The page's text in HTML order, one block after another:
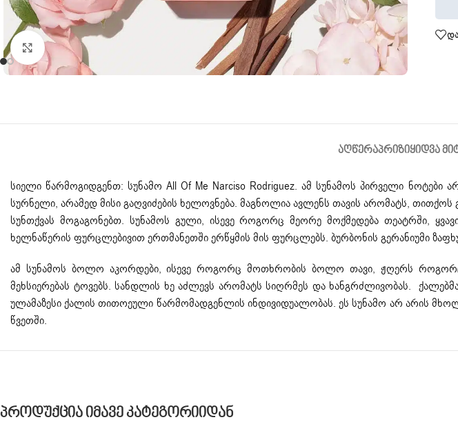
Click to enlarge
ᲐᲦᲬᲔᲠᲐᲞᲠᲘᲖᲘᲧᲘᲓᲕᲐ
სიელი წარმოგიდგენთ: სუნამო All Of Me Narciso Rodriguez. ამ სუნამოს პირველი ნოტები
სურნელი, არამედ მისი გაღვიძების ხელოვნება. მაგნოლია ავლენს თავის არომატს, თითქოს
სუნთქვას მოგაგონებთ. სუნამოს გული, ისევე როგორც მეორე მოქმედება თეატრში,
ხელნაწერის ფურცლებივით ერთმანეთში ერწყმის მის ფურცლებს. ბურბონის გერანიუმი
ამ სუნამოს ბოლო აკორდები, ისევე როგორც მოთხრობის ბოლო თავი, ჟღერს
მეხსიერებას ტოვებს. სანდლის ხე აძლევს არომატს სიღრმეს და ხანგრძლივობას.
ულამაზესი ქალის თითოეული წარმომადგენლის ინდივიდუალობას. ეს სუნამო არ არის
წვეთში.
Პროდუქცია Იმავე Კატეგორიიდან